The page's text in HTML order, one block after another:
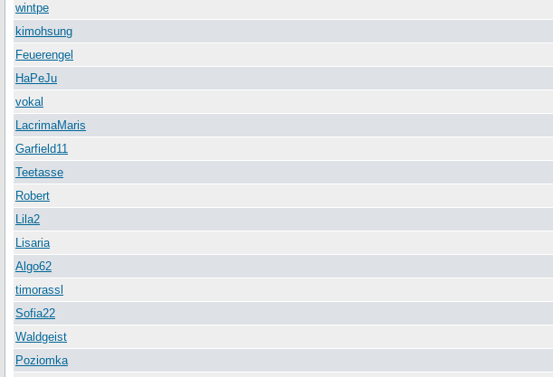
wintpe
kimohsung
Feuerengel
HaPeJu
vokal
LacrimaMaris
Garfield11
Teetasse
Robert
Lila2
Lisaria
Algo62
timorassl
Sofia22
Waldgeist
Poziomka